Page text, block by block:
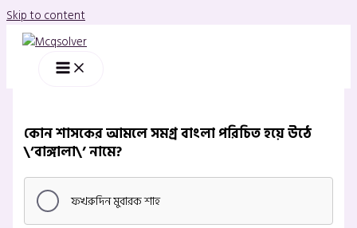
Skip to content
কোন শাসকের আমলে সমগ্র বাংলা পরিচিত হয়ে উঠে
\’বাঙ্গালা\’ নামে?
ফখরুদিন মুবারক শাহ